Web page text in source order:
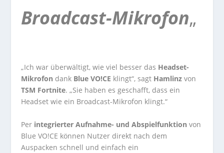
Broadcast-Mikrofon„
„Ich war überwältigt, wie viel besser das Headset-
Mikrofon dank Blue VO!CE klingt“, sagt Hamlinzvon
TSM Fortnite. „Sie haben es geschafft, dass ein
Headset wie ein Broadcast-Mikrofon klingt.“
Per integrierter Aufnahme- und Abspielfunktion von
Blue VO!CE können Nutzer direkt nach dem
Auspacken schnell und einfach ein